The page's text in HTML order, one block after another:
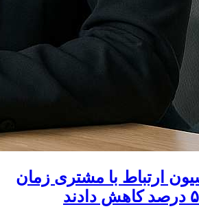
ارتباط با مشتری زمان